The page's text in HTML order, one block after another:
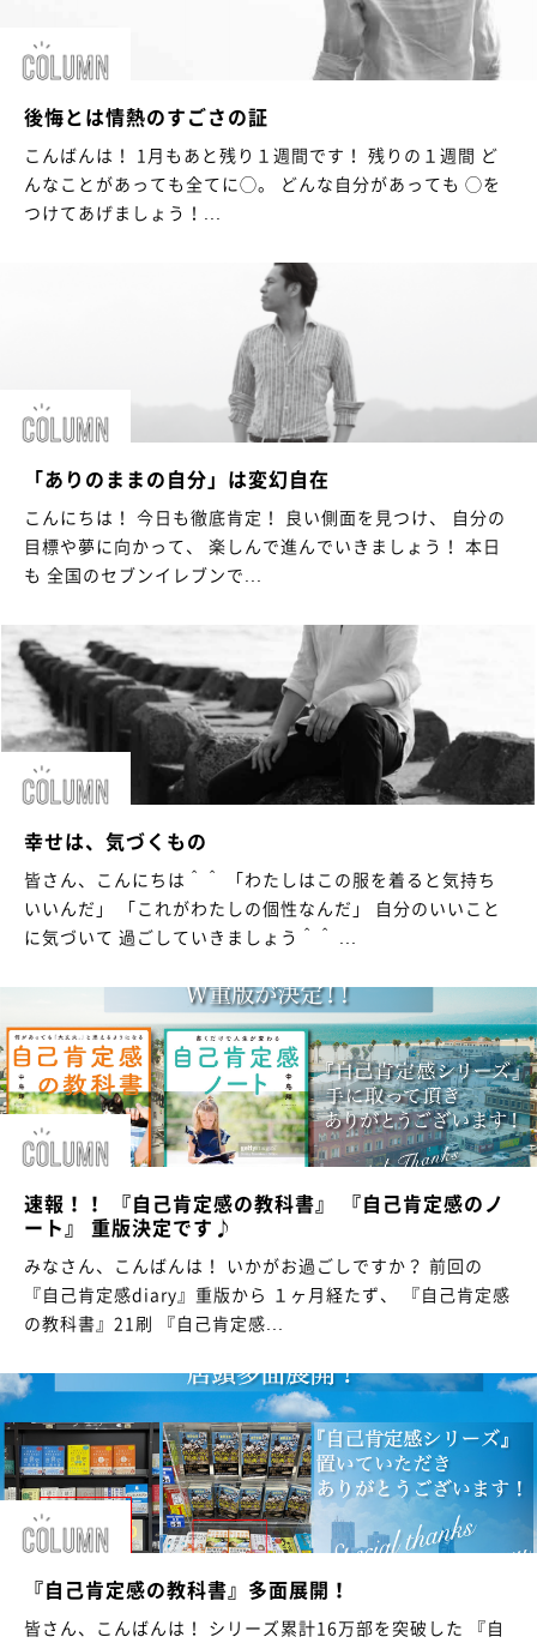
後悔とは情熱のすごさの証
こんばんは！ 1月もあと残り１週間です！ 残りの１週間 ど
んなことがあっても全てに◯。 どんな自分があっても ◯を
つけてあげましょう！...
「ありのままの自分」は変幻自在
こんにちは！ 今日も徹底肯定！ 良い側面を見つけ、 自分の
目標や夢に向かって、 楽しんで進んでいきましょう！ 本日
も 全国のセブンイレブンで...
幸せは、気づくもの
皆さん、こんにちは＾＾ 「わたしはこの服を着ると気持ち
いいんだ」 「これがわたしの個性なんだ」 自分のいいこと
に気づいて 過ごしていきましょう＾＾ ...
速報！！ 『自己肯定感の教科書』 『自己肯定感のノ
ート』 重版決定です♪
みなさん、こんばんは！ いかがお過ごしですか？ 前回の
『自己肯定感diary』重版から １ヶ月経たず、 『自己肯定感
の教科書』21刷 『自己肯定感...
『自己肯定感の教科書』多面展開！
皆さん、こんばんは！ シリーズ累計16万部を突破した 『自